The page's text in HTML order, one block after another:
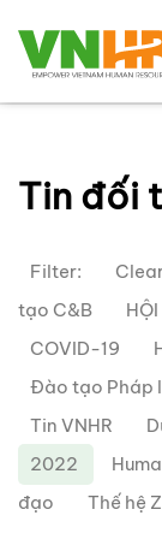
Tin đối
Filter:
tạo C&B
COVID-19
Đào tạo Pháp
Tin VNHR
2022
đạo
Thế hệ Z